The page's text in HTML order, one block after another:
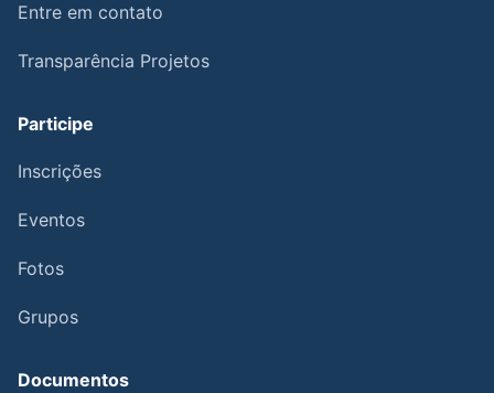
Entre em contato
Transparência Projetos
Participe
Inscrições
Eventos
Fotos
Grupos
Documentos